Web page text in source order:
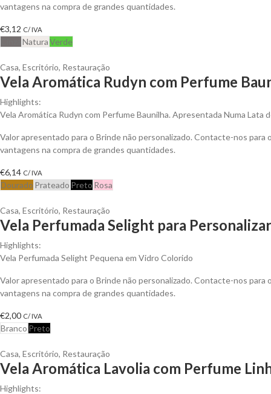
vantagens na compra de grandes quantidades.
€3,12 C/ IVA
NaturaVerde
Casa, Escritório, Restauração
Vela Aromática Rudyn com Perfume
Highlights:
Vela Aromática Rudyn com Perfume Baunilha. Apresentada Numa Lata
Valor apresentado para o Brinde não personalizado. Contacte-nos para
vantagens na compra de grandes quantidades.
€6,14 C/ IVA
Dourado Prateado Preto Rosa
Casa, Escritório, Restauração
Vela Perfumada Selight para Personalizar
Highlights:
Vela Perfumada Selight Pequena em Vidro Colorido
Valor apresentado para o Brinde não personalizado. Contacte-nos para
vantagens na compra de grandes quantidades.
€2,00 C/ IVA
Branco Preto
Casa, Escritório, Restauração
Vela Aromática Lavolia com Perfume
Highlights: